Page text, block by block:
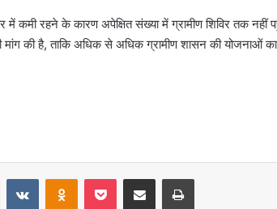
में कमी रहने के कारण अपेक्षित संख्या में ग्रामीण शिविर तक नहीं
की है, ताकि अधिक से अधिक ग्रामीण शासन की योजनाओं